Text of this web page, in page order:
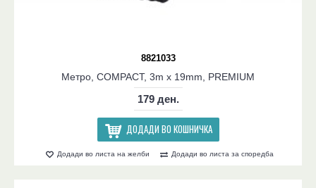
8821033
Метро, COMPACT, 3m x 19mm, PREMIUM
179 ден.
ДОДАДИ ВО КОШНИЧКА
Додади во листа на желби Додади во листа за споредба